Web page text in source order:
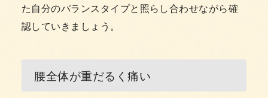
た自分のバランスタイプと照らし合わせながら確
認していきましょう。
腰全体が重だるく痛い